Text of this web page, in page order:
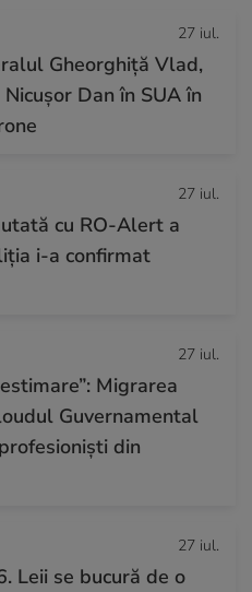
27 iul.
Gheorghiță Vlad,
Dan în SUA în
27 iul.
cu RO-Alert a
i-a confirmat
27 iul.
Migrarea
Guvernamental
din
27 iul.
Leii se bucură de o